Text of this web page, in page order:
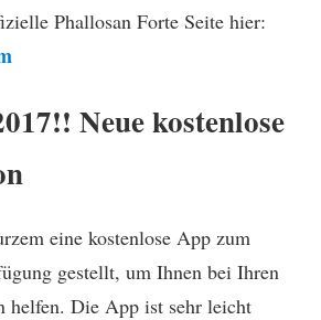
Phallosan Forte Seite hier:
Neue kostenlose
eine kostenlose App zum
gestellt, um Ihnen bei Ihren
helfen. Die App ist sehr leicht